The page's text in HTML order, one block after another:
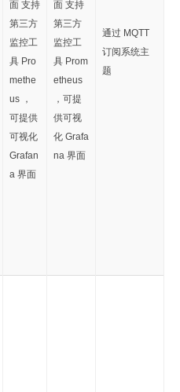
面 支持
第三方
监控工
具 Pro
methe
us ，
可提供
可视化
Grafan
a 界面
面 支持
第三方
监控工
具 Prom
etheus
，可提
供可视
化 Grafa
na 界面
通过 MQTT
订阅系统主
题